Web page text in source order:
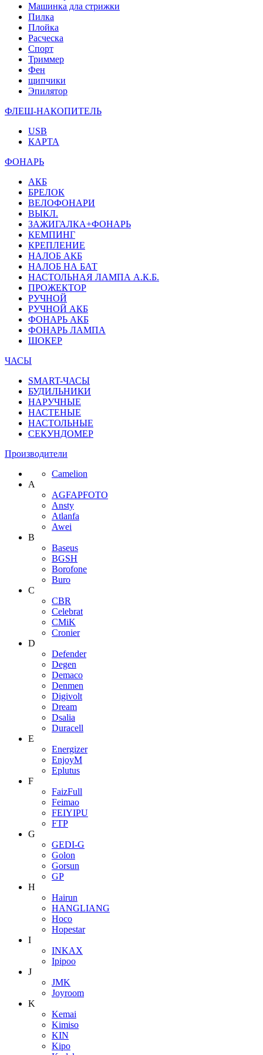
Машинка дла стрижки
Пилка
Плойка
Расческа
Спорт
Триммер
Фен
щипчики
Эпилятор
ФЛЕШ-НАКОПИТЕЛЬ
USB
КАРТА
ФОНАРЬ
АКБ
БРЕЛОК
ВЕЛОФОНАРИ
ВЫКЛ.
ЗАЖИГАЛКА+ФОНАРЬ
КЕМПИНГ
КРЕПЛЕНИЕ
НАЛОБ АКБ
НАЛОБ НА БАТ
НАСТОЛЬНАЯ ЛАМПА А.К.Б.
ПРОЖЕКТОР
РУЧНОЙ
РУЧНОЙ АКБ
ФОНАРЬ АКБ
ФОНАРЬ ЛАМПА
ШОКЕР
ЧАСЫ
SMART-ЧАСЫ
БУДИЛЬНИКИ
НАРУЧНЫЕ
НАСТЕНЫЕ
НАСТОЛЬНЫЕ
СЕКУНДОМЕР
Производители
Camelion
A
AGFAPFOTO
Ansty
Atlanfa
Awei
B
Baseus
BGSH
Borofone
Buro
C
CBR
Celebrat
CMiK
Cronier
D
Defender
Degen
Demaco
Denmen
Digivolt
Dream
Dsalia
Duracell
E
Energizer
EnjoyM
Eplutus
F
FaizFull
Feimao
FEIYIPU
FTP
G
GEDI-G
Golon
Gorsun
GP
H
Hairun
HANGLIANG
Hoco
Hopestar
I
INKAX
Ipipoo
J
JMK
Joyroom
K
Kemai
Kimiso
KIN
Kipo